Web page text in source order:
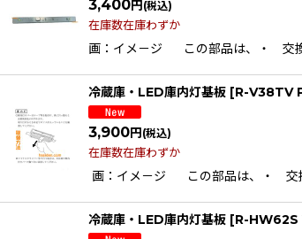
3,400円 (税込)
在庫数在庫わずか
画：イメ－ジ この部品は、・ 交換
冷蔵庫・LED庫内灯基板 [R-V38TV
3,900円 (税込)
在庫数在庫わずか
画：イメ－ジ この部品は、・ 交
冷蔵庫・LED庫内灯基板 [R-HW62S